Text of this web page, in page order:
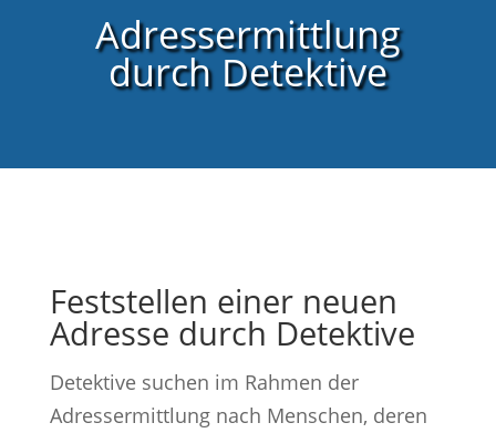
Adressermittlung
durch Detektive
Feststellen einer neuen
Adresse durch Detektive
Detektive suchen im Rahmen der
Adressermittlung nach Menschen, deren